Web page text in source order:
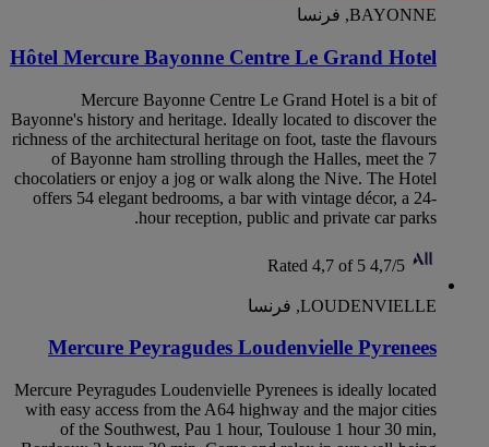
BAYONNE, فرنسا
Hôtel Mercure Bayonne Centre Le Grand Hotel
Mercure Bayonne Centre Le Grand Hotel is a bit of
Bayonne's history and heritage. Ideally located to discover the
richness of the architectural heritage on foot, taste the flavours
of Bayonne ham strolling through the Halles, meet the 7
chocolatiers or enjoy a jog or walk along the Nive. The Hotel
offers 54 elegant bedrooms, a bar with vintage décor, a 24-
hour reception, public and private car parks.
4,7/5
Rated 4,7 of 5
LOUDENVIELLE, فرنسا
Mercure Peyragudes Loudenvielle Pyrenees
Mercure Peyragudes Loudenvielle Pyrenees is ideally located
with easy access from the A64 highway and the major cities
of the Southwest, Pau 1 hour, Toulouse 1 hour 30 min,